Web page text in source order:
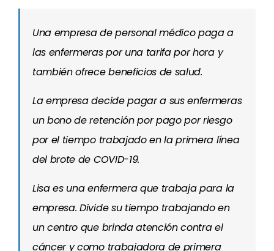
Una empresa de personal médico paga a
las enfermeras por una tarifa por hora y
también ofrece beneficios de salud.
La empresa decide pagar a sus enfermeras
un bono de retención por pago por riesgo
por el tiempo trabajado en la primera línea
del brote de COVID-19.
Lisa es una enfermera que trabaja para la
empresa. Divide su tiempo trabajando en
un centro que brinda atención contra el
cáncer y como trabajadora de primera